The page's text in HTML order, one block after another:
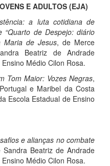
E ADULTOS (EJA)
a luta cotidiana de
de Despejo: diário
Maria de Jesus, de Merce
Beatriz de Andrade
Médio Cilon Rosa.
Tom Maior: Vozes Negras,
e Maribel da Costa
Escola Estadual de Ensino
e alianças no combate
Sandra Beatriz de Andrade
Médio Cilon Rosa.